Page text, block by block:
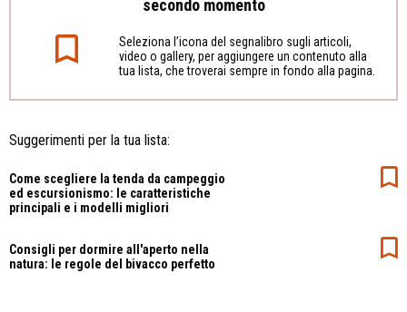
secondo momento
Seleziona l’icona del segnalibro sugli articoli,
video o gallery, per aggiungere un contenuto alla
tua lista, che troverai sempre in fondo alla pagina.
Suggerimenti per la tua lista:
Come scegliere la tenda da campeggio
ed escursionismo: le caratteristiche
principali e i modelli migliori
Consigli per dormire all'aperto nella
natura: le regole del bivacco perfetto